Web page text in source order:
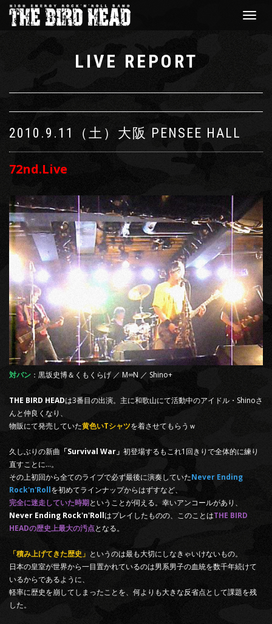
Toggle
LIVE REPORT
2010.9.11（土） 大阪 PENSEE HALL
72nd.Live
対バン ：黒坂史博＆くもくらげ ／ M∞N ／ Shino+
THE BIRD HEADは3番目の出演。主に和歌山にて活動中のアイドル・Shinoさ
んと仲良くなり、
物販にて発売していた黄色いTシャツを着させてもらうｗ
久しぶりの新曲 「Survival War」 初登場するもこれ1回きりで全体的に練り
直すことに…。
その上初回から全てのライブで必ず最後に演奏していたNever Ending
Rock'n'Rollを初めてラインナップからはずすなど、
完全に迷走していた時期ということが伺える。幸いアンコールがあり、
Never Ending Rock'n'Rollはプレイしたものの、このことはTHE BIRD
HEADの歴史上最大の汚点となる。
「積み上げてきた歴史」 というのは最も大切にしなきゃいけないもの。
日本の皇室が世界から一目置かれているのは男系男子の血統を数千年続けて
いるからであるように、
軽率に歴史を崩してしまったことを、何よりも大きな反省点として課題を残
した。